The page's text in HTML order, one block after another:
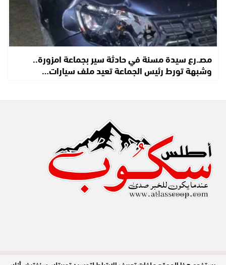
مصـ.رع سيدة مسنة في حادثة سير بجماعة امزورة..
وشبهة تورط رئيس الجماعة تعيد ملف سيارات…